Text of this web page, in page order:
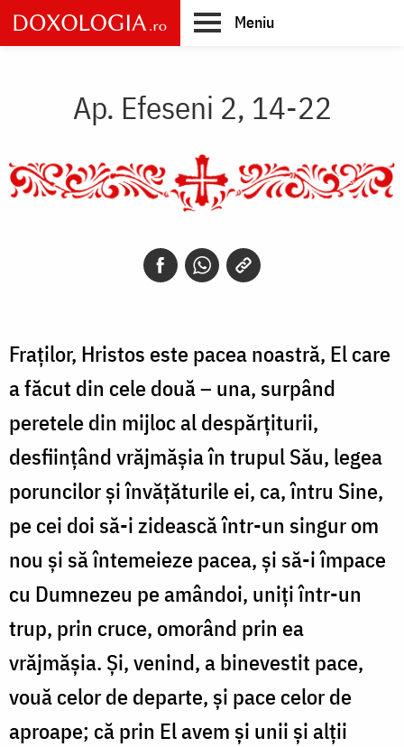
Skip
to
main
Meniu
Ap. Efeseni 2, 14-22
Fraților, Hristos este pacea noastră, El care
a făcut din cele două – una, surpând
peretele din mijloc al despărțiturii,
desființând vrăjmășia în trupul Său, legea
poruncilor și învățăturile ei, ca, întru Sine,
pe cei doi să-i zidească într-un singur om
nou și să întemeieze pacea, și să-i împace
cu Dumnezeu pe amândoi, uniți într-un
trup, prin cruce, omorând prin ea
vrăjmășia. Și, venind, a binevestit pace,
vouă celor de departe, și pace celor de
aproape; că prin El avem și unii și alții